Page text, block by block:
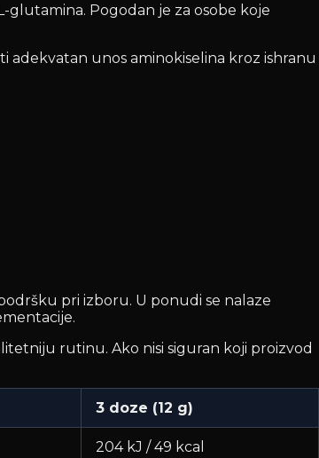
Pogodan je za osobe koje
adekvatan unos aminokiselina kroz ishranu
pri izboru. U ponudi se nalaze
rutinu. Ako nisi siguran koji proizvod
3 doze (12 g)
204 kJ / 49 kcal